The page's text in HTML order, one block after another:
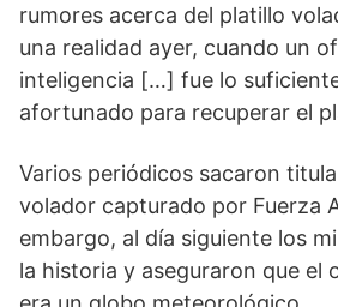
rumores acerca del platillo
una realidad ayer, cuando un
inteligencia […] fue lo
afortunado para recuperar el
Varios periódicos sacaron
volador capturado por Fuerza
embargo, al día siguiente los
la historia y aseguraron que el